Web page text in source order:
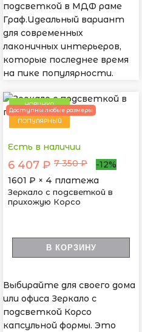
подсветкой в МДФ раме
Граф.Идеальный вариант
для современных
лаконичных интерьеров,
которые последнее время
на пике популярности.
НОВИНКА
ПОПУЛЯРНЫЙ
Доступны любые размеры
Есть в наличии
6 407 ₽ 7 350 ₽
-12%
1601 ₽ × 4 платежа
Зеркало с подсветкой в
прихожую Корсо
В КОРЗИНУ
Выбирайте для своего дома
или офиса Зеркало с
подсветкой Корсо
капсульной формы. Это